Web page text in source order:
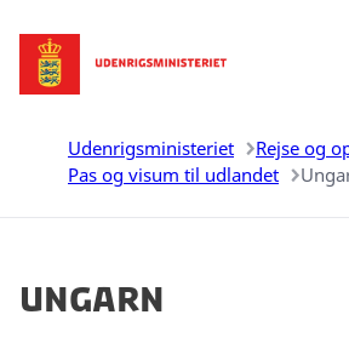
Gå til forsiden
Udenrigsministeriet Rejse og
Pas og visum til udlandet
Ungarn